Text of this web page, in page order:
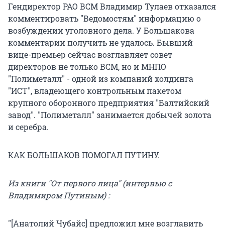
Гендиректор РАО ВСМ Владимир Тулаев отказался
комментировать "Ведомостям" информацию о
возбуждении уголовного дела. У Большакова
комментарии получить не удалось. Бывший
вице-премьер сейчас возглавляет совет
директоров не только ВСМ, но и МНПО
"Полиметалл" - одной из компаний холдинга
"ИСТ", владеющего контрольным пакетом
крупного оборонного предприятия "Балтийский
завод". "Полиметалл" занимается добычей золота
и серебра.
КАК БОЛЬШАКОВ ПОМОГАЛ ПУТИНУ.
Из книги "От первого лица" (интервью с
Владимиром Путиным) :
"[Анатолий Чубайс] предложил мне возглавить